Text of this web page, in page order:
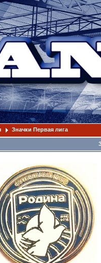
Значки Первая лига